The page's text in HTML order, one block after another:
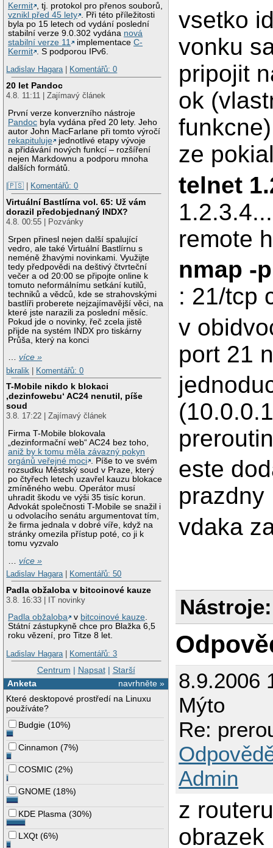
Kermit
, tj. protokol pro přenos souborů,
vznikl před 45 lety
. Při této příležitosti
byla po 15 letech od vydání poslední
stabilní verze 9.0.302 vydána nová
stabilní verze 11
implementaceC-
Kermit
. S podporou IPv6.
Ladislav Hagara| Komentářů: 0
20 let Pandoc
4.8. 11:11 | Zajímavý článek
První verze konverzního nástroje
Pandoc byla vydána před 20 lety. Jeho
autor John MacFarlane při tomto výročí
rekapituluje
jednotlivé etapy vývoje
a přidávání nových funkcí – rozšíření
nejen Markdownu a podporu mnoha
dalších formátů.
|🇵🇸
Komentářů: 0
Virtuální Bastlírna vol. 65: Už vám
dorazil předobjednaný INDX?
4.8. 00:55 | Pozvánky
Srpen přinesl nejen další spalující
vedro, ale také Virtuální Bastlírnu s
neméně žhavými novinkami. Využijte
tedy předpovědi na deštivý čtvrteční
večer a od 20:00 se připojte online k
tomuto neformálnímu setkání kutilů,
techniků a vědců, kde se strahovskými
bastlíři proberete nejzajímavější věci, na
které jste narazili za poslední měsíc.
Pokud jde o novinky, řeč zcela jistě
přijde na systém INDX pro tiskárny
Průša, který na konci
…více »
bkralik | Komentářů: 0
T-Mobile nikdo k blokaci
‚dezinfowebu‘ AC24 nenutil, píše
soud
3.8. 17:22 | Zajímavý článek
Firma T-Mobile blokovala
„dezinformační web“ AC24 bez toho,
aniž by k tomu měla závazný pokyn
orgánů veřejné moci
. Píše to ve svém
rozsudku Městský soud v Praze, který
po čtyřech letech uzavřel kauzu blokace
zmíněného webu. Operátor musí
uhradit škodu ve výši 35 tisíc korun.
Advokát společnosti T-Mobile se snažil i
u odvolacího senátu argumentovat tím,
že firma jednala v dobré víře, když na
stránky omezila přístup poté, co ji k
tomu vyzvalo
…více »
Ladislav Hagara| Komentářů: 50
Padla obžaloba v bitcoinové kauze
3.8. 16:33 | IT novinky
Padla obžaloba
v bitcoinové kauze.
Státní zástupkyně chce pro Blažka 6,5
roku vězení, pro Titze 8 let.
Ladislav Hagara| Komentářů: 3
Centrum | Napsat| Starší
navrhněte »
Anketa
Které desktopové prostředí na Linuxu
používáte?
Budgie (10%)
Cinnamon (7%)
COSMIC (2%)
GNOME (18%)
KDE Plasma (30%)
LXQt (6%)
iptables -t nat -A
iptables -t nat -A
echo 1 > /proc/
for f in /proc/
vsetko
vonku
pripojit
ok
ze
telnet
remote
nmap -
: 21/tcp
v
port 21
este
prazdny
vdaka
Nástroje:
8.9.2006
Mýto
Re:
Admin
z
obrazek